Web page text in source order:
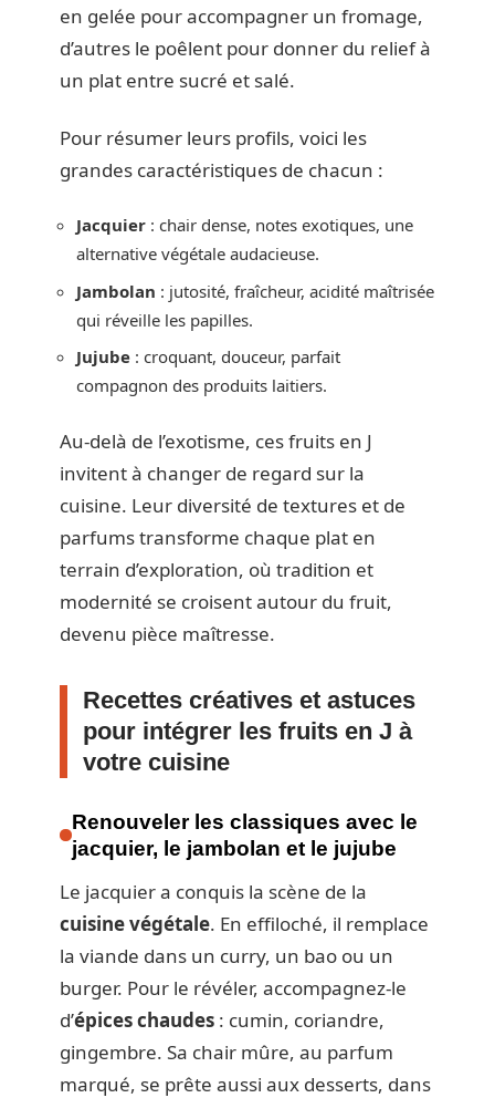
en gelée pour accompagner un fromage,
d’autres le poêlent pour donner du relief à
un plat entre sucré et salé.
Pour résumer leurs profils, voici les
grandes caractéristiques de chacun :
Jacquier : chair dense, notes exotiques, une
alternative végétale audacieuse.
Jambolan : jutosité, fraîcheur, acidité maîtrisée
qui réveille les papilles.
Jujube : croquant, douceur, parfait
compagnon des produits laitiers.
Au-delà de l’exotisme, ces fruits en J
invitent à changer de regard sur la
cuisine. Leur diversité de textures et de
parfums transforme chaque plat en
terrain d’exploration, où tradition et
modernité se croisent autour du fruit,
devenu pièce maîtresse.
Recettes créatives et astuces
pour intégrer les fruits en J à
votre cuisine
Renouveler les classiques avec le
jacquier, le jambolan et le jujube
Le jacquier a conquis la scène de la
cuisine végétale. En effiloché, il remplace
la viande dans un curry, un bao ou un
burger. Pour le révéler, accompagnez-le
d’épices chaudes : cumin, coriandre,
gingembre. Sa chair mûre, au parfum
marqué, se prête aussi aux desserts, dans